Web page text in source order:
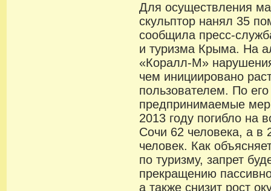
Для осуществления
скульптор нанял 35
сообщила пресс-
и туризма Крыма. На
«Коралл-М»
чем инициировано
пользователем. По
предпринимаемые
2013 году погибло на
Сочи 62 человека, а в
человек. Как
по туризму, запрет
прекращению
а также снизит рост